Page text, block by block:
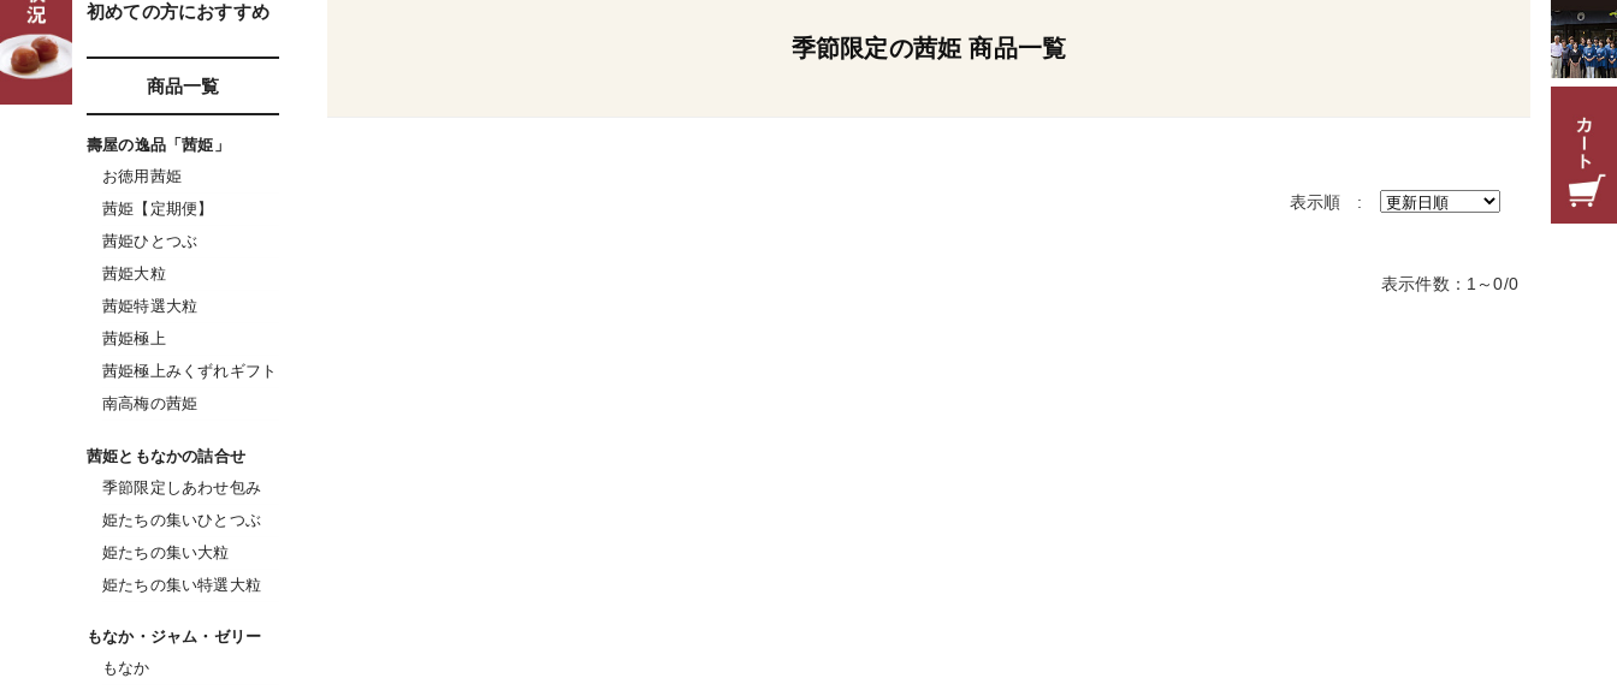
季節限定の茜姫 商品一覧
表示順 :
表示件数：1～0/0
初めての方におすすめ
商品一覧
壽屋の逸品「茜姫」
お徳用茜姫
茜姫【定期便】
茜姫ひとつぶ
茜姫大粒
茜姫特選大粒
茜姫極上
茜姫極上みくずれギフト
南高梅の茜姫
茜姫ともなかの詰合せ
季節限定しあわせ包み
姫たちの集いひとつぶ
姫たちの集い大粒
姫たちの集い特選大粒
もなか・ジャム・ゼリー
もなか